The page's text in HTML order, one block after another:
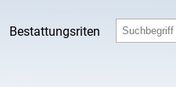
Bestattungsriten